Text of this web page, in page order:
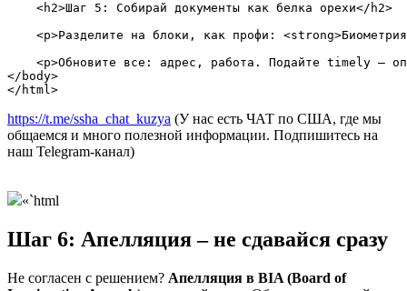
    <h2>Шаг 5: Собирай документы как белка орехи</h2>
<p>Разделите на блоки, как профи:
<p>Обновите все: адрес, работа. Подайте timely –
</body>
https://t.me/ssha_chat_kuzya (У нас есть ЧАТ по США, где мы
общаемся и много полезной информации. Подпишитесь на
наш Telegram-канал)
«`html
Шаг 6: Апелляция – не сдавайся сразу
Не согласен с решением? Апелляция в BIA (Board of